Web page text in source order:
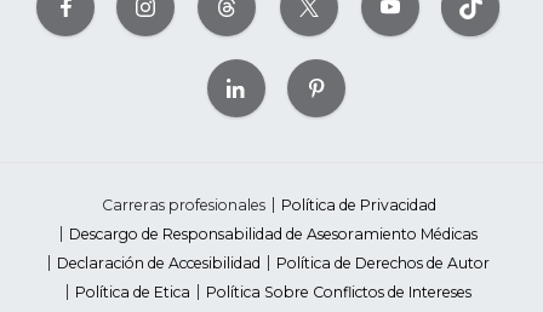
Carreras profesionales
Política de Privacidad
Descargo de Responsabilidad de Asesoramiento Médicas
Declaración de Accesibilidad
Política de Derechos de Autor
Política de Etica
Política Sobre Conflictos de Intereses